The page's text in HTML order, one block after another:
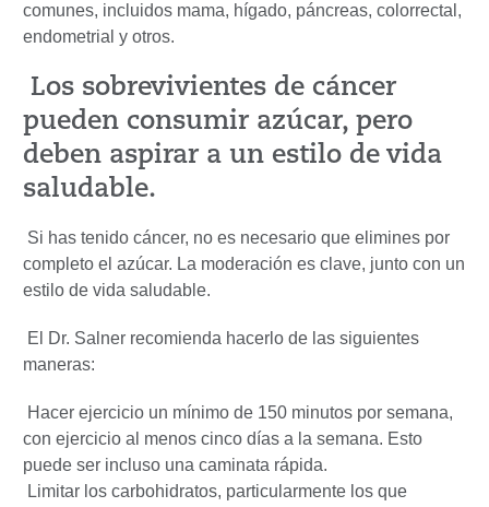
comunes, incluidos mama, hígado, páncreas, colorrectal,
endometrial y otros.
Los sobrevivientes de cáncer
pueden consumir azúcar, pero
deben aspirar a un estilo de vida
saludable.
Si has tenido cáncer, no es necesario que elimines por
completo el azúcar. La moderación es clave, junto con un
estilo de vida saludable.
El Dr. Salner recomienda hacerlo de las siguientes
maneras:
Hacer ejercicio un mínimo de 150 minutos por semana,
con ejercicio al menos cinco días a la semana. Esto
puede ser incluso una caminata rápida.
Limitar los carbohidratos, particularmente los que